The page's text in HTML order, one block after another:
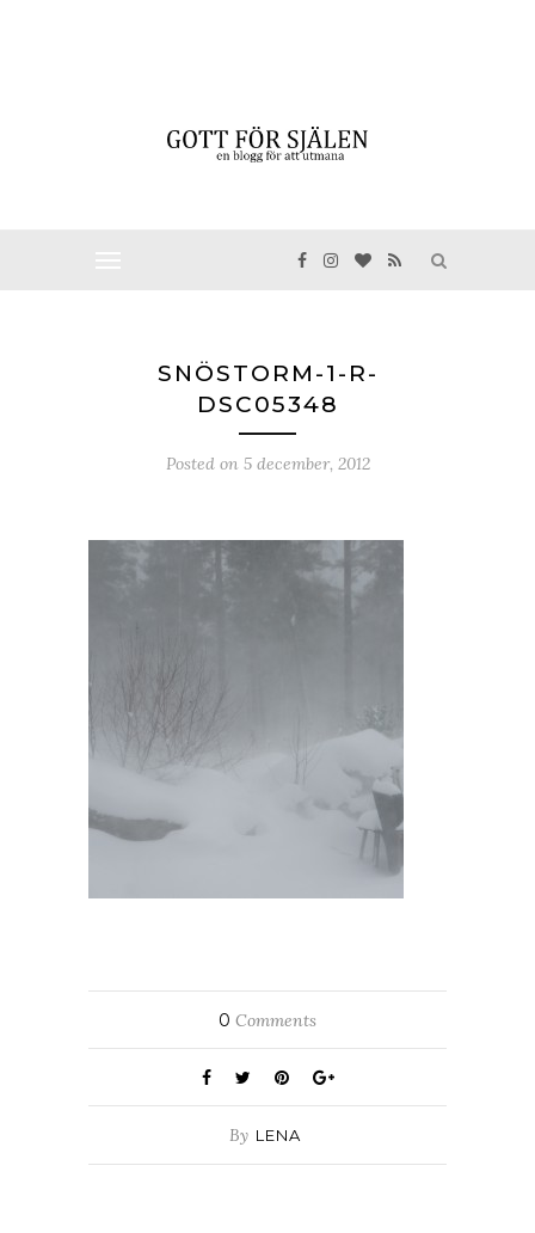
SNÖSTORM-1-R-
DSC05348
Posted on 5 december, 2012
0 Comments
By LENA